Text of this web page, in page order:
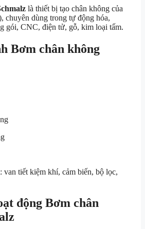
là thiết bị tạo chân không của
chuyên dùng trong tự động hóa,
gói, CNC, điện tử, gỗ, kim loại tấm.
Bơm chân không
van tiết kiệm khí, cảm biến, bộ lọc,
động Bơm chân